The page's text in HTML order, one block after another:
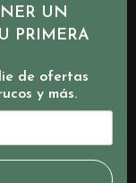
UN
PRIMERA
de ofertas
y más.